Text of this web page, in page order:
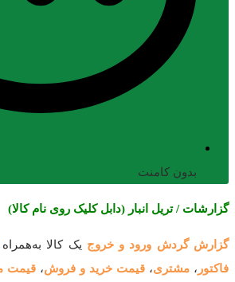
بدون کامنت
گزارشات / تریل انبار (دابل کلیک روی نام کالا)
گزارش گردش ورود و خروج یک کالا به‌همراه
فاکتور ، مشتری، قیمت خرید و فروش، قیمت